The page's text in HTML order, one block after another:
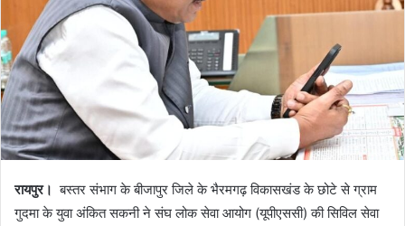
रायपुर। बस्तर संभाग के बीजापुर जिले के भैरमगढ़ विकासखंड के छोटे से ग्राम
गुदमा के युवा अंकित सकनी ने संघ लोक सेवा आयोग (यूपीएससी) की सिविल सेवा